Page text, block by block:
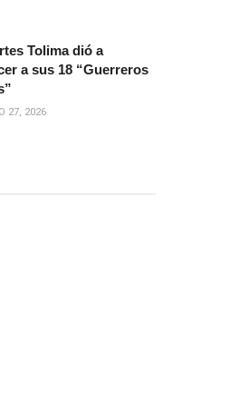
Tolima dió a
a sus 18 “Guerreros
27, 2026